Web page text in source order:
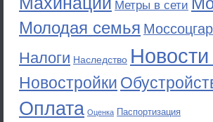
Метры в сети
Молодая семья
Налоги Наследство Новости
Новостройки
Оплата Оценка Паспортизация